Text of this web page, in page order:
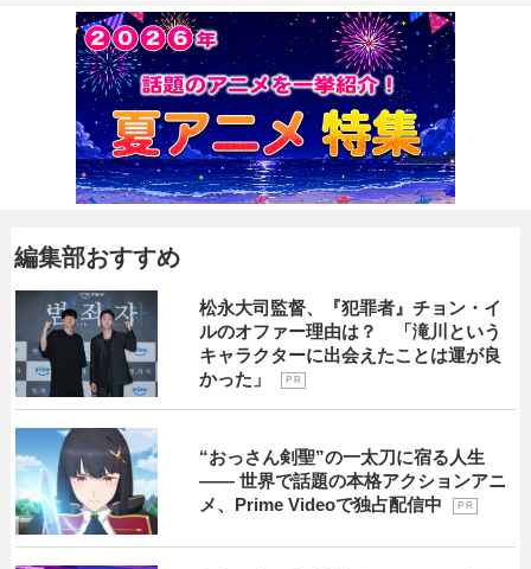
編集部おすすめ
松永大司監督、『犯罪者』チョン・イ
ルのオファー理由は？ 「滝川という
キャラクターに出会えたことは運が良
かった」
P R
“おっさん剣聖”の一太刀に宿る人生
―― 世界で話題の本格アクションアニ
メ、Prime Videoで独占配信中
P R